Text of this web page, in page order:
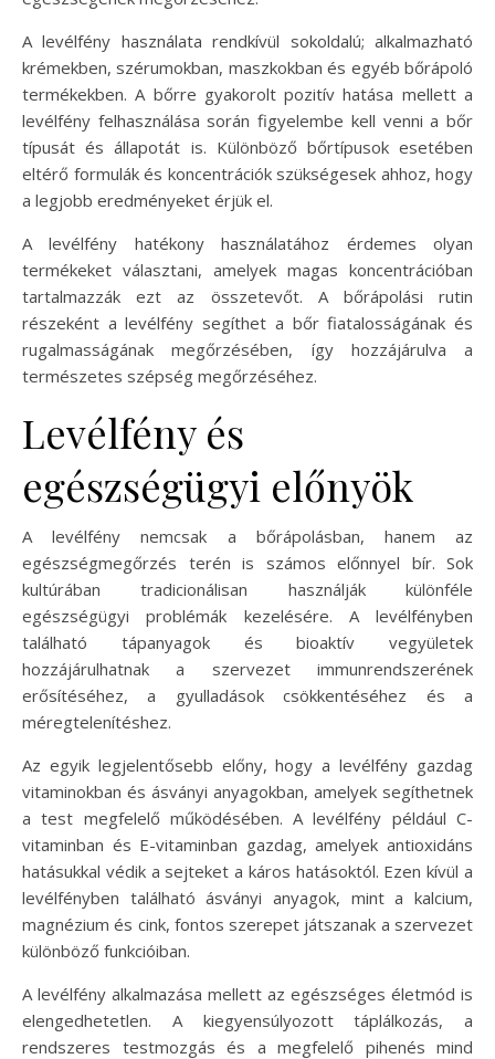
A levélfény használata rendkívül sokoldalú; alkalmazható
krémekben, szérumokban, maszkokban és egyéb bőrápoló
termékekben. A bőrre gyakorolt pozitív hatása mellett a
levélfény felhasználása során figyelembe kell venni a bőr
típusát és állapotát is. Különböző bőrtípusok esetében
eltérő formulák és koncentrációk szükségesek ahhoz, hogy
a legjobb eredményeket érjük el.
A levélfény hatékony használatához érdemes olyan
termékeket választani, amelyek magas koncentrációban
tartalmazzák ezt az összetevőt. A bőrápolási rutin
részeként a levélfény segíthet a bőr fiatalosságának és
rugalmasságának megőrzésében, így hozzájárulva a
természetes szépség megőrzéséhez.
Levélfény és
egészségügyi előnyök
A levélfény nemcsak a bőrápolásban, hanem az
egészségmegőrzés terén is számos előnnyel bír. Sok
kultúrában tradicionálisan használják különféle
egészségügyi problémák kezelésére. A levélfényben
található tápanyagok és bioaktív vegyületek
hozzájárulhatnak a szervezet immunrendszerének
erősítéséhez, a gyulladások csökkentéséhez és a
méregtelenítéshez.
Az egyik legjelentősebb előny, hogy a levélfény gazdag
vitaminokban és ásványi anyagokban, amelyek segíthetnek
a test megfelelő működésében. A levélfény például C-
vitaminban és E-vitaminban gazdag, amelyek antioxidáns
hatásukkal védik a sejteket a káros hatásoktól. Ezen kívül a
levélfényben található ásványi anyagok, mint a kalcium,
magnézium és cink, fontos szerepet játszanak a szervezet
különböző funkcióiban.
A levélfény alkalmazása mellett az egészséges életmód is
elengedhetetlen. A kiegyensúlyozott táplálkozás, a
rendszeres testmozgás és a megfelelő pihenés mind